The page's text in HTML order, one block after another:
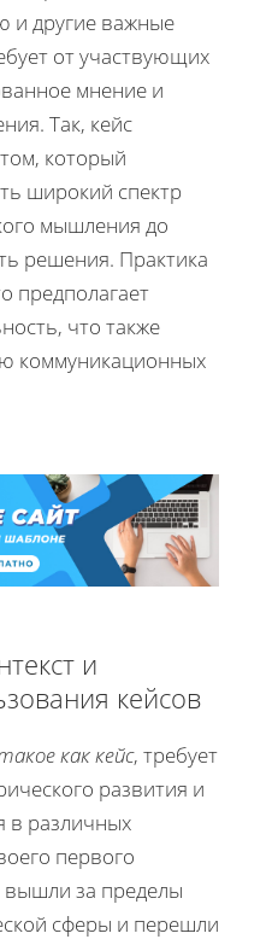
и другие важные
от участвующих
мнение и
Так, кейс
который
широкий спектр
мышления до
решения. Практика
предполагает
что также
коммуникационных
и
кейсов
как кейс, требует
развития и
в различных
первого
вышли за пределы
сферы и перешли